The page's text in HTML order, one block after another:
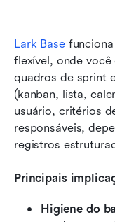
Lark Base
flexível, onde
quadros de sprint
(kanban, lista,
usuário, critérios
responsáveis,
registros
Principais
Higiene do